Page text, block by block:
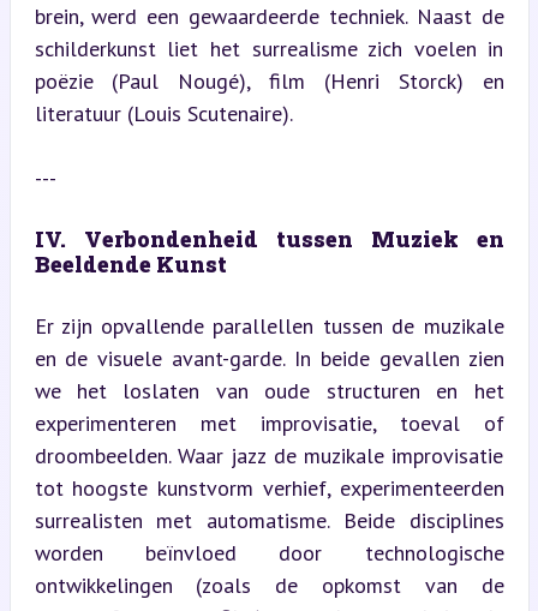
brein, werd een gewaardeerde techniek. Naast de
schilderkunst liet het surrealisme zich voelen in
poëzie (Paul Nougé), film (Henri Storck) en
literatuur (Louis Scutenaire).
---
IV. Verbondenheid tussen Muziek en
Beeldende Kunst
Er zijn opvallende parallellen tussen de muzikale
en de visuele avant-garde. In beide gevallen zien
we het loslaten van oude structuren en het
experimenteren met improvisatie, toeval of
droombeelden. Waar jazz de muzikale improvisatie
tot hoogste kunstvorm verhief, experimenteerden
surrealisten met automatisme. Beide disciplines
worden beïnvloed door technologische
ontwikkelingen (zoals de opkomst van de